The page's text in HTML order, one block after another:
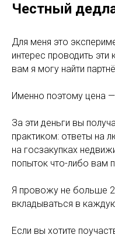
Честный
Для меня это
интерес проводить эти
вам я могу найти
Именно поэтому цена
За эти деньги вы
практиком: ответы на
на госзакупках
попыток что-либо вам
Я провожу не больше 2
вкладываться в
Если вы хотите